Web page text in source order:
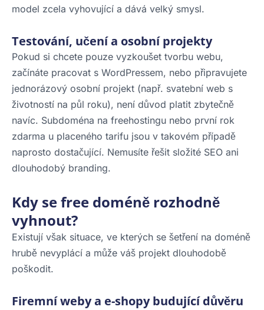
model zcela vyhovující a dává velký smysl.
Testování, učení a osobní projekty
Pokud si chcete pouze vyzkoušet tvorbu webu,
začínáte pracovat s WordPressem, nebo připravujete
jednorázový osobní projekt (např. svatební web s
životností na půl roku), není důvod platit zbytečně
navíc. Subdoména na freehostingu nebo první rok
zdarma u placeného tarifu jsou v takovém případě
naprosto dostačující. Nemusíte řešit složité SEO ani
dlouhodobý branding.
Kdy se free doméně rozhodně
vyhnout?
Existují však situace, ve kterých se šetření na doméně
hrubě nevyplácí a může váš projekt dlouhodobě
poškodit.
Firemní weby a e-shopy budující důvěru